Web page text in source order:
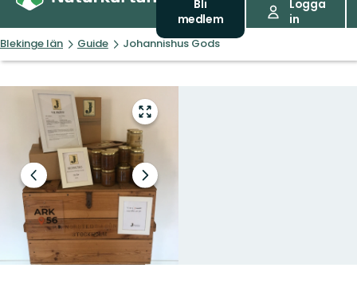
Bli
medlem
Logga
in
Blekinge län Guide Johannishus Gods
Gå
till
Föregående
bild
Nästa
bildspel